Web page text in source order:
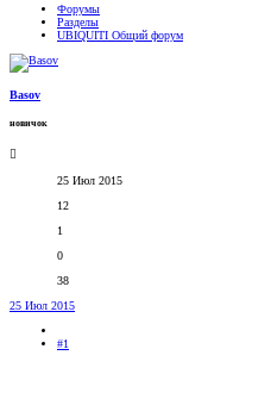
Форумы
Разделы
UBIQUITI Общий форум
Basov
новичок
25 Июл 2015
12
1
0
38
25 Июл 2015
#1